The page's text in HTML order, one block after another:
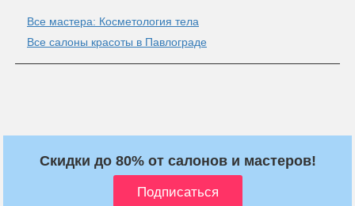
Все мастера: Косметология тела
Все салоны красоты в Павлограде
Скидки до 80% от салонов и мастеров!